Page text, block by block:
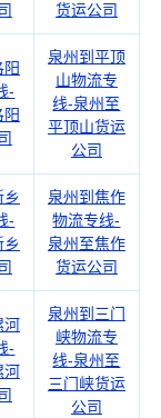
货运公司
阳
-
阳
泉州到平顶
山物流专
线-泉州至
平顶山货运
公司
乡
-
乡
泉州到焦作
物流专线-
泉州至焦作
货运公司
河
-
河
泉州到三门
峡物流专
线-泉州至
三门峡货运
公司